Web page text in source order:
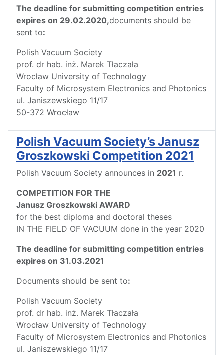
The deadline for submitting competition entries
expires on 29.02.2020,documents should be
sent to:
Polish Vacuum Society
prof. dr hab. inż. Marek Tłaczała
Wrocław University of Technology
Faculty of Microsystem Electronics and Photonics
ul. Janiszewskiego 11/17
50-372 Wrocław
Polish Vacuum Society’s Janusz
Groszkowski Competition 2021
Polish Vacuum Society announces in 2021 r.
COMPETITION FOR THE
Janusz Groszkowski AWARD
for the best diploma and doctoral theses
IN THE FIELD OF VACUUM done in the year 2020
The deadline for submitting competition entries
expires on 31.03.2021
Documents should be sent to:
Polish Vacuum Society
prof. dr hab. inż. Marek Tłaczała
Wrocław University of Technology
Faculty of Microsystem Electronics and Photonics
ul. Janiszewskiego 11/17